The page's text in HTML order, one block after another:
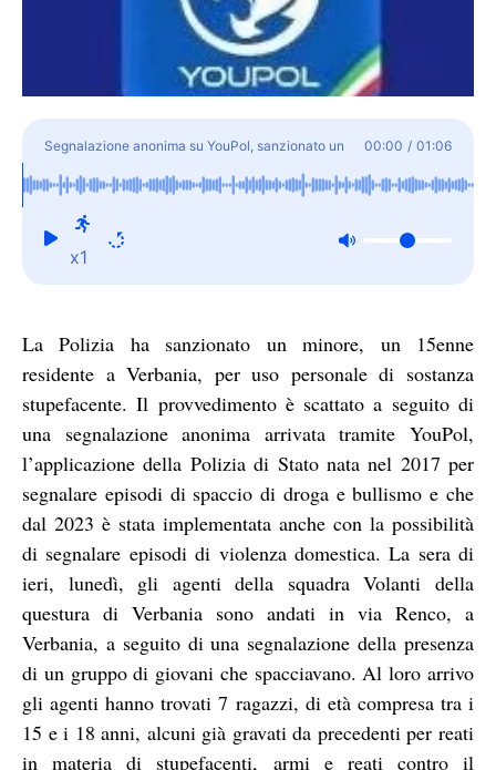
Segnalazione anonima su YouPol, sanzionato un
minore per uso di droga
00:00 / 01:06
x1
La Polizia ha sanzionato un minore, un 15enne
residente a Verbania, per uso personale di sostanza
stupefacente. Il provvedimento è scattato a seguito di
una segnalazione anonima arrivata tramite YouPol,
l’applicazione della Polizia di Stato nata nel 2017 per
segnalare episodi di spaccio di droga e bullismo e che
dal 2023 è stata implementata anche con la possibilità
di segnalare episodi di violenza domestica. La sera di
ieri, lunedì, gli agenti della squadra Volanti della
questura di Verbania sono andati in via Renco, a
Verbania, a seguito di una segnalazione della presenza
di un gruppo di giovani che spacciavano. Al loro arrivo
gli agenti hanno trovati 7 ragazzi, di età compresa tra i
15 e i 18 anni, alcuni già gravati da precedenti per reati
in materia di stupefacenti, armi e reati contro il